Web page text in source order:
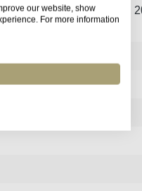
eigenen Kellern gereift,
our website, show
For more information